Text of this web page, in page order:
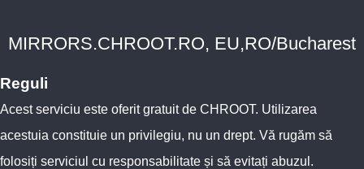
MIRRORS.CHROOT.RO, EU,RO/Bucharest
Reguli
Acest serviciu este oferit gratuit de CHROOT. Utilizarea
acestuia constituie un privilegiu, nu un drept. Vă rugăm să
folosiți serviciul cu responsabilitate și să evitați abuzul.